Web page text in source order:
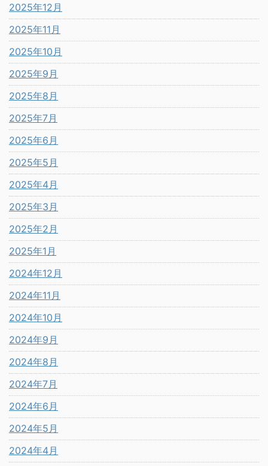
2025年12月
2025年11月
2025年10月
2025年9月
2025年8月
2025年7月
2025年6月
2025年5月
2025年4月
2025年3月
2025年2月
2025年1月
2024年12月
2024年11月
2024年10月
2024年9月
2024年8月
2024年7月
2024年6月
2024年5月
2024年4月